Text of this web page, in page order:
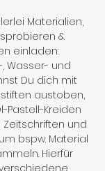
Materialien,
&
einladen:
Wasser- und
Du dich mit
austoben,
Pastell-Kreiden
und
bspw. Material
Hierfür